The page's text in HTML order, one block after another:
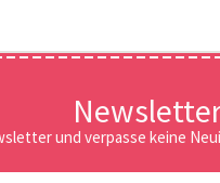
und verpasse keine